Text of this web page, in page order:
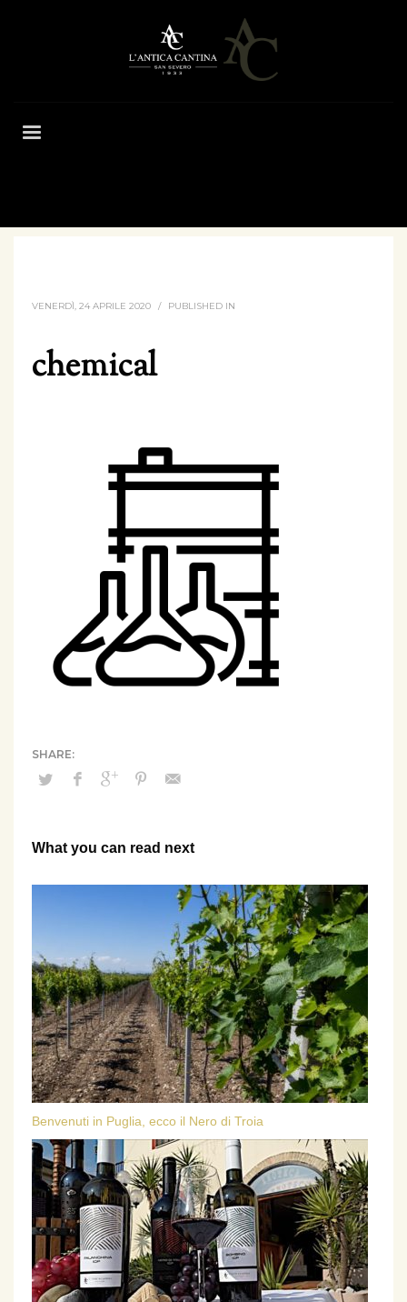
VENERDÌ, 24 APRILE 2020 / PUBLISHED IN
chemical
What you can read next
Benvenuti in Puglia, ecco il Nero di Troia